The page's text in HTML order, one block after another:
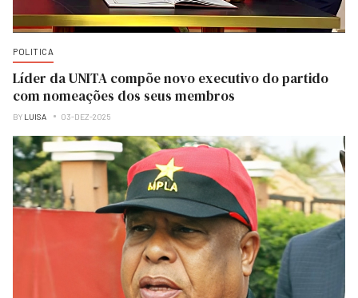
POLITICA
Líder da UNITA compõe novo executivo do partido
com nomeações dos seus membros
BY LUISA 03-DEZ-2025